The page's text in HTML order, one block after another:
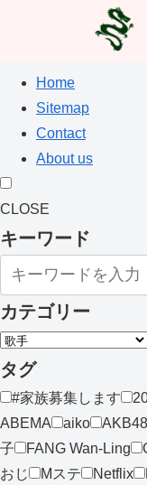
Home
Sitemap
Contact
About us
CLOSE
キーワード
カテゴリー
タグ
#家族募集します
ABEMA
aiko AKB48
子
FANG Wan-Ling
おじ
Mステ Netflix